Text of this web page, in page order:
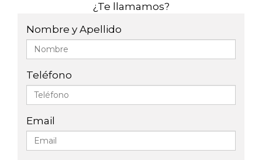
¿Te llamamos?
Nombre y Apellido
Teléfono
Email